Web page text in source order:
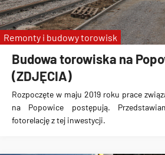
Budowa torowiska na
(ZDJĘCIA)
Rozpoczęte w maju 2019 roku prace
na Popowice
postępują.
fotorelację z tej inwestycji.
Remonty i budowy torowisk